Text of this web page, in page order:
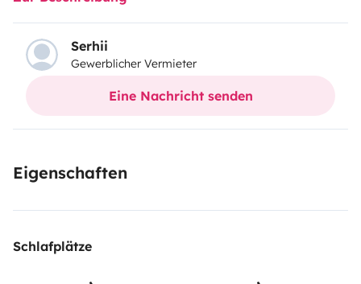
Kaffee in der Hand, wie das Meer die ersten Strahlen
des Tages reflektiert. Kein Hotelansturm, keine
zeitlichen Einschränkungen – nur Sie, die Straße und
grenzenlose Freiheit ... Der Ford Weinsberg 2024 ist mit
ausgestattet. Perfektes Wohnmobil für eine Familie mit
Dusche und WC, Kühlschrank, Kaffeemaschine, Gas,
Satelliteninternet, das im Mietpreis enthalten ist, und
Serhii
Gewerblicher Vermieter
Eine Nachricht senden
Eigenschaften
Schlafplätze